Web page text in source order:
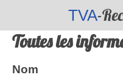
TVA-
Toutes les
Nom